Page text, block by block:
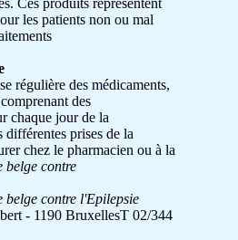
les patients non ou mal
régulière des médicaments,
des
chaque jour de la
différentes prises de la
chez le pharmacien ou à la
belge contre
belge contre l'Epilepsie
- 1190 BruxellesT 02/344